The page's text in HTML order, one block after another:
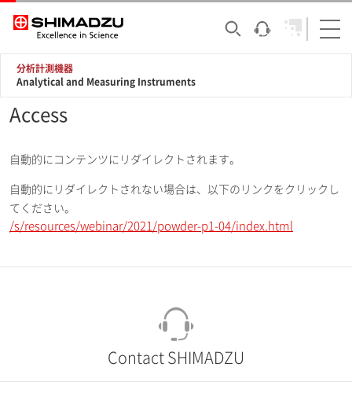
分析計測機器
Analytical and Measuring Instruments
Access
自動的にコンテンツにリダイレクトされます。
自動的にリダイレクトされない場合は、以下のリンクをクリックし
てください。
/s/resources/webinar/2021/powder-p1-04/index.html
Contact SHIMADZU